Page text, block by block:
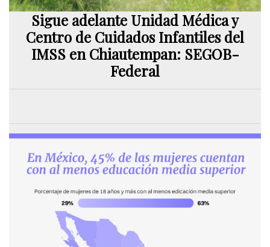
Sigue adelante Unidad Médica y
Centro de Cuidados Infantiles del
IMSS en Chiautempan: SEGOB-
Federal